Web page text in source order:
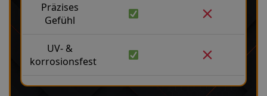
Präzises
Gefühl
UV- &
korrosionsfest